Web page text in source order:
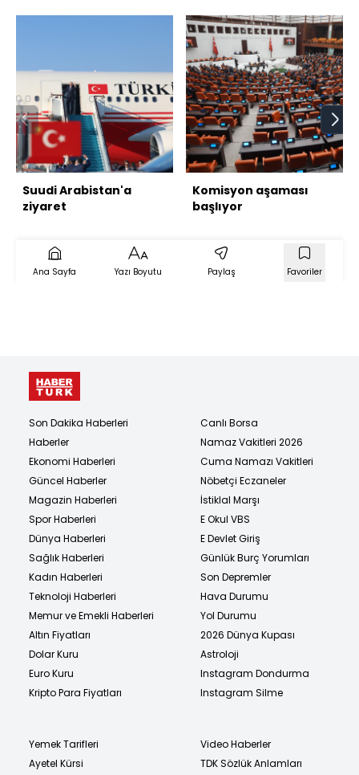
Suudi Arabistan'a
ziyaret
Komisyon aşaması
başlıyor
Ana Sayfa Yazı Boyutu Paylaş Favoriler
Son Dakika Haberleri
Haberler
Ekonomi Haberleri
Güncel Haberler
Magazin Haberleri
Spor Haberleri
Dünya Haberleri
Sağlık Haberleri
Kadın Haberleri
Teknoloji Haberleri
Memur ve Emekli Haberleri
Altın Fiyatları
Dolar Kuru
Euro Kuru
Kripto Para Fiyatları
Canlı Borsa
Namaz Vakitleri 2026
Cuma Namazı Vakitleri
Nöbetçi Eczaneler
İstiklal Marşı
E Okul VBS
E Devlet Giriş
Günlük Burç Yorumları
Son Depremler
Hava Durumu
Yol Durumu
2026 Dünya Kupası
Astroloji
Instagram Dondurma
Instagram Silme
Yemek Tarifleri
Ayetel Kürsi
Video Haberler
TDK Sözlük Anlamları